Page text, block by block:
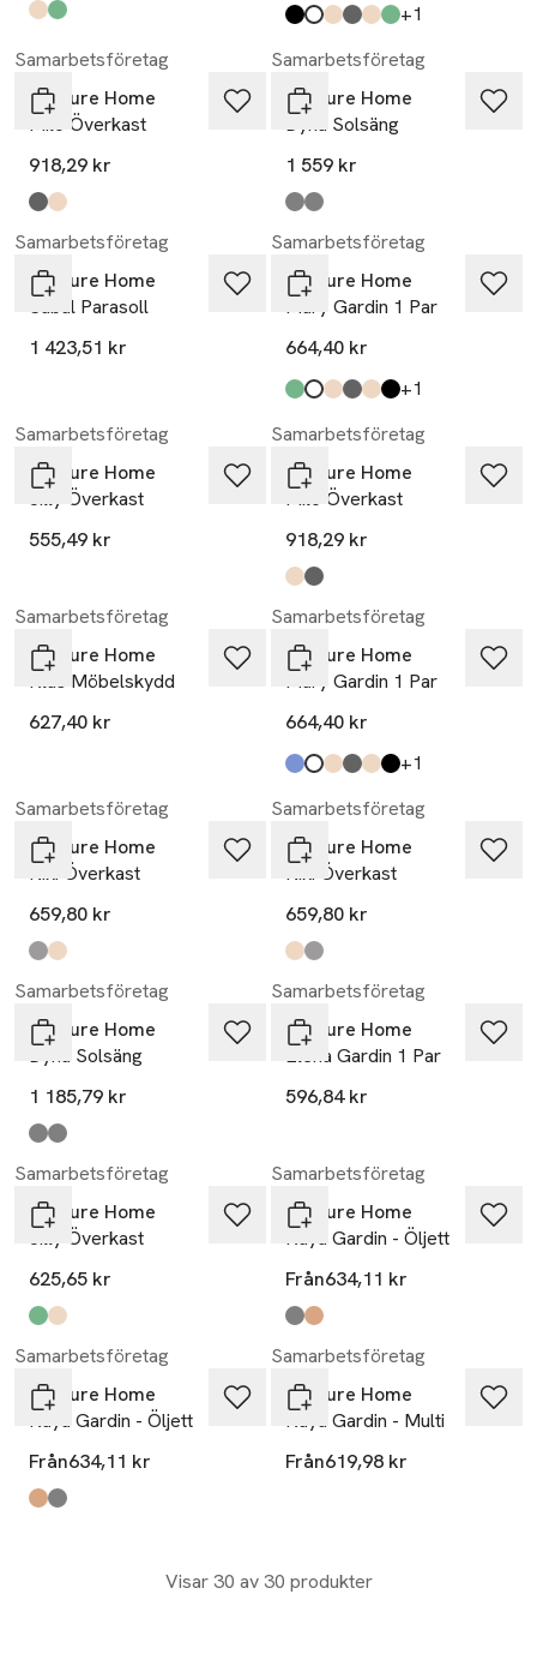
Produkten finns i färgerna:
beige
green Produkten finns i färgerna:
black,
white,
sand,
dark grey,
beige,
moss green, +1
Samarbetsföretag
Venture Home
Milo Överkast
918,29 kr
Produkten finns i färgerna:
light grey
beige
Samarbetsföretag
Venture Home
Dyna Solsäng
1 559 kr
Produkten finns i färgerna:
mörkgrå
grå,
Samarbetsföretag
Venture Home
Sabal Parasoll
1 423,51 kr
Samarbetsföretag
Venture Home
Mary Gardin 1 Par
664,40 kr
Produkten finns i färgerna:
moss green,
white,
sand,
dark grey,
beige,
black, +1
Samarbetsföretag
Venture Home
Jilly Överkast
555,49 kr
Samarbetsföretag
Venture Home
Milo Överkast
918,29 kr
Produkten finns i färgerna:
beige
light grey
Samarbetsföretag
Venture Home
Klas Möbelskydd
627,40 kr
Samarbetsföretag
Venture Home
Mary Gardin 1 Par
664,40 kr
Produkten finns i färgerna:
blue,
white,
sand,
dark grey,
beige,
black, +1
Samarbetsföretag
Venture Home
Niki Överkast
659,80 kr
Produkten finns i färgerna:
light grey
beige
Samarbetsföretag
Venture Home
Niki Överkast
659,80 kr
Produkten finns i färgerna:
beige
light grey
Samarbetsföretag
Venture Home
Dyna Solsäng
1 185,79 kr
Produkten finns i färgerna:
grå,
mörkgrå
Samarbetsföretag
Venture Home
Elena Gardin 1 Par
596,84 kr
Samarbetsföretag
Venture Home
Jilly Överkast
625,65 kr
Produkten finns i färgerna:
green
beige
Samarbetsföretag
Venture Home
Kaya Gardin - Öljett
Från634,11 kr
Produkten finns i färgerna:
grey,
brown
Samarbetsföretag
Venture Home
Kaya Gardin - Öljett
Från634,11 kr
Produkten finns i färgerna:
brown
grey,
Samarbetsföretag
Venture Home
Kaya Gardin - Multi
Från619,98 kr
Visar 30 av 30 produkter